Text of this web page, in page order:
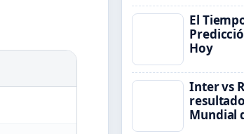
El
Hoy
Inter vs
Mundial